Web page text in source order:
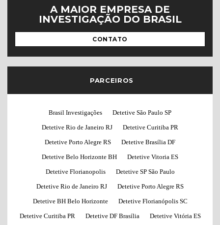
A MAIOR EMPRESA DE
INVESTIGAÇÃO DO BRASIL
CONTATO
PARCEIROS
Brasil Investigações
Detetive São Paulo SP
Detetive Rio de Janeiro RJ
Detetive Curitiba PR
Detetive Porto Alegre RS
Detetive Brasília DF
Detetive Belo Horizonte BH
Detetive Vitoria ES
Detetive Florianopolis
Detetive SP São Paulo
Detetive Rio de Janeiro RJ
Detetive Porto Alegre RS
Detetive BH Belo Horizonte
Detetive Florianópolis SC
Detetive Curitiba PR
Detetive DF Brasília
Detetive Vitória ES